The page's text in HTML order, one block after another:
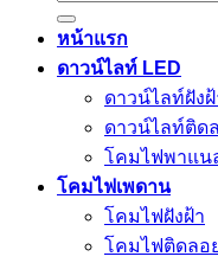
หน้าแรก
ดาวน์ไลท์ LED
ดาวน์ไลท์ฝังฝ้
ดาวน์ไลท์ติด
โคมไฟพาแน
โคมไฟเพดาน
โคมไฟฝังฝ้า
โคมไฟติดลอ